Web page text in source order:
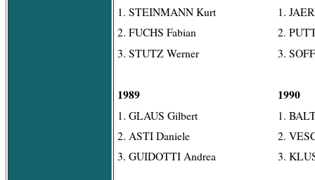
1. STEINMANN Kurt
2. FUCHS Fabian
3. STUTZ Werner
1989
1. GLAUS Gilbert
2. ASTI Daniele
3. GUIDOTTI Andrea
1.
2.
3.
1990
1.
2.
3.